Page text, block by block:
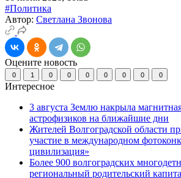
#Политика
Автор: Светлана Звонова
Оцените новость
0 1 0 0 0 0 0 0 0
Интересное
3 августа Землю накрыла
астрофизиков на ближайшие дни
Жителей Волгоградской области
участие в международном
цивилизация»
Более 900 волгоградских
региональный родительский